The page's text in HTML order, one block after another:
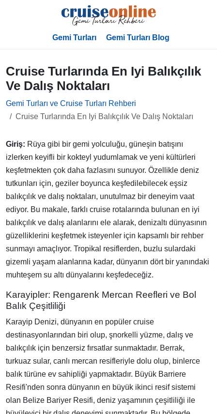
Gemi Turları Gemi Turları Blog
Cruise Turlarında En Iyi Balıkçılık
Ve Dalış Noktaları
Gemi Turları ve Cruise Turları Rehberi
Cruise Turlarında En Iyi Balıkçılık Ve Dalış Noktaları
Giriş: Rüya gibi bir gemi yolculuğu, güneşin batışını
izlerken keyifli bir kokteyl yudumlamak ve yeni kültürleri
keşfetmekten çok daha fazlasını sunuyor. Özellikle deniz
tutkunları için, geziler boyunca keşfedilebilecek eşsiz
balıkçılık ve dalış noktaları, unutulmaz bir deneyim vaat
ediyor. Bu makale, farklı cruise rotalarında bulunan en iyi
balıkçılık ve dalış alanlarını ele alarak, denizaltı dünyasının
güzelliklerini keşfetmek isteyenler için kapsamlı bir rehber
sunmayı amaçlıyor. Tropikal resiflerden, buzlu sulardaki
gizemli yaşam alanlarına kadar, dünyanın dört bir yanındaki
muhteşem su altı dünyalarını keşfedeceğiz.
Karayipler: Rengarenk Mercan Reefleri ve Bol
Balık Çeşitliliği
Karayip Denizi, dünyanın en popüler cruise
destinasyonlarından biri olup, şnorkelli yüzme, dalış ve
balıkçılık için benzersiz fırsatlar sunmaktadır. Berrak,
turkuaz sular, canlı mercan resifleriyle dolu olup, binlerce
balık türüne ev sahipliği yapmaktadır. Büyük Barriere
Resifi'nden sonra dünyanın en büyük ikinci resif sistemi
olan Belize Bariyer Resifi, deniz yaşamının çeşitliliği ile